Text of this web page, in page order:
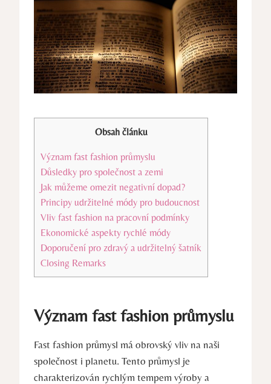
Obsah článku
Význam fast fashion průmyslu
Důsledky pro společnost a zemi
Jak můžeme omezit negativní dopad?
Principy udržitelné módy pro budoucnost
Vliv fast fashion na pracovní podmínky
Ekonomické aspekty rychlé módy
Doporučení pro zdravý a udržitelný šatník
Closing Remarks
Význam fast fashion průmyslu
Fast fashion průmysl má obrovský vliv na naši
společnost i planetu. Tento průmysl je
charakterizován rychlým tempem výroby a